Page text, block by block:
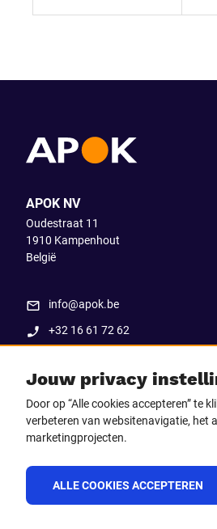
Jouw privacy
Door op “Alle cookies accepteren” te
verbeteren van websitenavigatie, het
marketingprojecten.
ALLE COOKIES ACCEPTEREN
APOK NV
Oudestraat 11
1910 Kampenhout
België
info@apok.be
+32 16 61 72 62
Volg ons op